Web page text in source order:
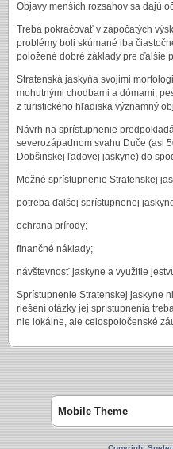
Objavy menších rozsahov sa dajú
Treba pokračovať v započatých
problémy boli skúmané iba
položené dobré základy pre ďalšie
Stratenská jaskyňa svojimi
mohutnými chodbami a dómami,
z turistického hľadiska významný
Návrh na sprístupnenie
severozápadnom svahu Duče (asi
Dobšinskej ľadovej jaskyne) do
Možné sprístupnenie Stratenskej
potreba ďalšej sprístupnenej
ochrana prírody;
finančné náklady;
návštevnosť jaskyne a využitie
Sprístupnenie Stratenskej jaskyne
riešení otázky jej sprístupnenia
nie lokálne, ale celospoločenské
Mobile Theme